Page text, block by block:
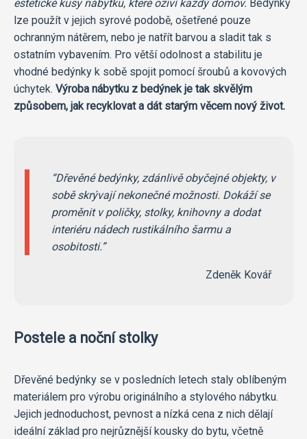
estetické kusy nábytku, které oživí každý domov. Bedýnky
lze použít v jejich syrové podobě, ošetřené pouze
ochranným nátěrem, nebo je natřít barvou a sladit tak s
ostatním vybavením. Pro větší odolnost a stabilitu je
vhodné bedýnky k sobě spojit pomocí šroubů a kovových
úchytek. Výroba nábytku z bedýnek je tak skvělým
způsobem, jak recyklovat a dát starým věcem nový život.
Dřevěné bedýnky, zdánlivě obyčejné objekty, v
sobě skrývají nekonečné možnosti. Dokáží se
proměnit v poličky, stolky, knihovny a dodat
interiéru nádech rustikálního šarmu a
osobitosti.
Zdeněk Kovář
Postele a noční stolky
Dřevěné bedýnky se v posledních letech staly oblíbeným
materiálem pro výrobu originálního a stylového nábytku.
Jejich jednoduchost, pevnost a nízká cena z nich dělají
ideální základ pro nejrůznější kousky do bytu, včetně